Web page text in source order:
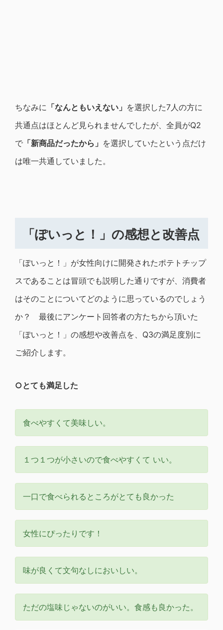
ちなみに 「なんともいえない」 を選択した7人の方に
共通点はほとんど見られませんでしたが、全員がQ2
で 「新商品だったから」 を選択していたという点だけ
は唯一共通していました。
「ぽいっと！」の感想と改善点
「ぽいっと！」が女性向けに開発されたポテトチップ
スであることは冒頭でも説明した通りですが、消費者
はそのことについてどのように思っているのでしょう
か？ 最後にアンケート回答者の方たちから頂いた
「ぽいっと！」の感想や改善点を、Q3の満足度別に
ご紹介します。
○とても満足した
食べやすくて美味しい。
１つ１つが小さいので食べやすくて いい。
一口で食べられるところがとても良かった
女性にぴったりです！
味が良くて文句なしにおいしい。
ただの塩味じゃないのがいい。食感も良かった。